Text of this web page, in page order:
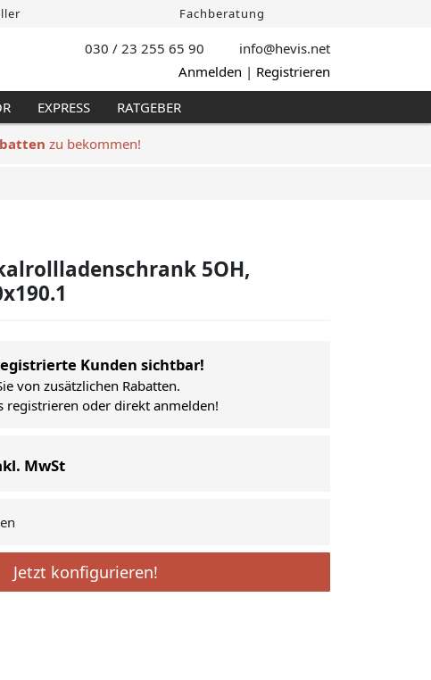
Fachberatung
030 / 23 255 65 90 info@hevis.net
Anmelden | Registrieren
EXPRESS RATGEBER
zu bekommen!
5OH,
Kunden sichtbar!
von zusätzlichen Rabatten.
registrieren oder direkt anmelden!
MwSt
Jetzt konfigurieren!